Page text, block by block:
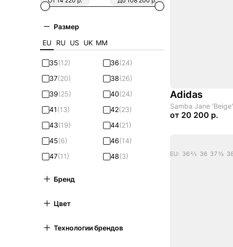
Размер
EU
RU US UK ММ
35(12) 36(24)
37(20) 38(26)
39(25) 40(24)
41(13) 42(23)
43(19) 44(21)
45(6) 46(14)
47(11) 48(3)
Бренд
Цвет
Технологии брендов
Adidas
Samba Jane 'Beige'
от 20 200 р.